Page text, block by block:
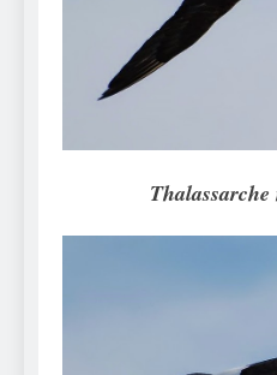
Can
And
7 Năm Ago